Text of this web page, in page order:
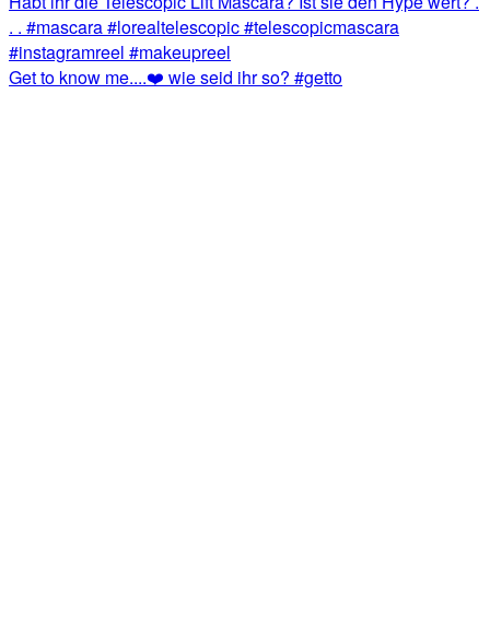
Get to know me....❤️ wie seid ihr so? #getto